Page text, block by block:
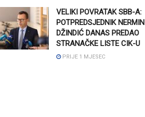
VELIKI POVRATAK SBB-A:
POTPREDSJEDNIK NERMIN
DŽINDIĆ DANAS PREDAO
STRANAČKE LISTE CIK-U
PRIJE 1 MJESEC